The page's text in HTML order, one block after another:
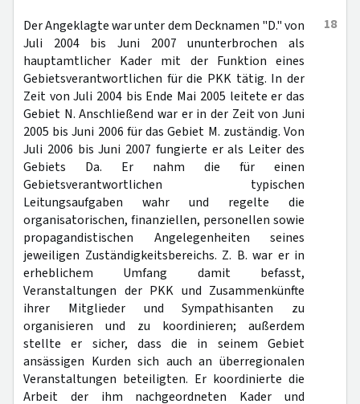
18
Der Angeklagte war unter dem Decknamen "D." von
Juli 2004 bis Juni 2007 ununterbrochen als
hauptamtlicher Kader mit der Funktion eines
Gebietsverantwortlichen für die PKK tätig. In der
Zeit von Juli 2004 bis Ende Mai 2005 leitete er das
Gebiet N. Anschließend war er in der Zeit von Juni
2005 bis Juni 2006 für das Gebiet M. zuständig. Von
Juli 2006 bis Juni 2007 fungierte er als Leiter des
Gebiets Da. Er nahm die für einen
Gebietsverantwortlichen typischen
Leitungsaufgaben wahr und regelte die
organisatorischen, finanziellen, personellen sowie
propagandistischen Angelegenheiten seines
jeweiligen Zuständigkeitsbereichs. Z. B. war er in
erheblichem Umfang damit befasst,
Veranstaltungen der PKK und Zusammenkünfte
ihrer Mitglieder und Sympathisanten zu
organisieren und zu koordinieren; außerdem
stellte er sicher, dass die in seinem Gebiet
ansässigen Kurden sich auch an überregionalen
Veranstaltungen beteiligten. Er koordinierte die
Arbeit der ihm nachgeordneten Kader und